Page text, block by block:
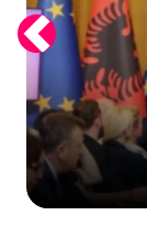
Previous